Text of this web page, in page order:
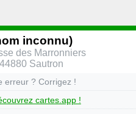
inconnu)
des Marronniers
44880 Sautron
erreur ? Corrigez !
cartes.app !